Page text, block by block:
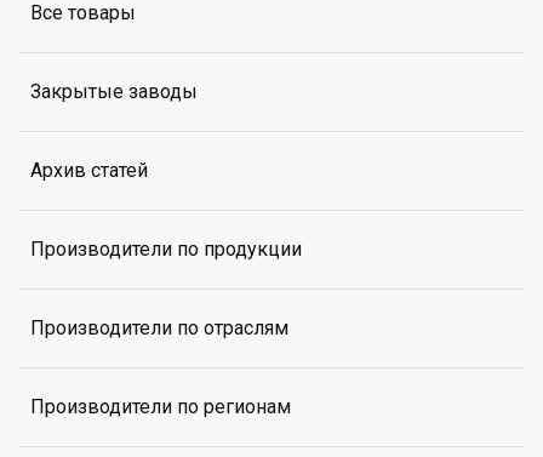
Все товары
Закрытые заводы
Архив статей
Производители по продукции
Производители по отраслям
Производители по регионам